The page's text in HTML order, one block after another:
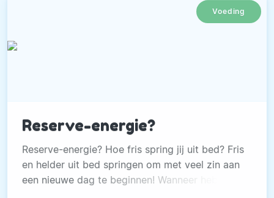
Voeding
Reserve-energie?
Reserve-energie? Hoe fris spring jij uit bed? Fris
en helder uit bed springen om met veel zin aan
een nieuwe dag te beginnen! Wanneer heb jij dit